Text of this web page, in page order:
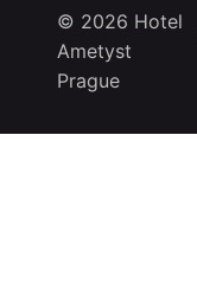
© 2026 Hotel
Ametyst
Prague